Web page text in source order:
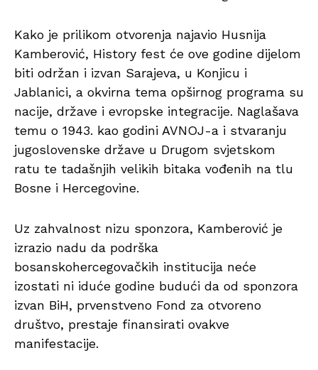
Kako je prilikom otvorenja najavio Husnija
Kamberović, History fest će ove godine dijelom
biti održan i izvan Sarajeva, u Konjicu i
Jablanici, a okvirna tema opširnog programa su
nacije, države i evropske integracije. Naglašava
temu o 1943. kao godini AVNOJ-a i stvaranju
jugoslovenske države u Drugom svjetskom
ratu te tadašnjih velikih bitaka vođenih na tlu
Bosne i Hercegovine.
Uz zahvalnost nizu sponzora, Kamberović je
izrazio nadu da podrška
bosanskohercegovačkih institucija neće
izostati ni iduće godine budući da od sponzora
izvan BiH, prvenstveno Fond za otvoreno
društvo, prestaje finansirati ovakve
manifestacije.